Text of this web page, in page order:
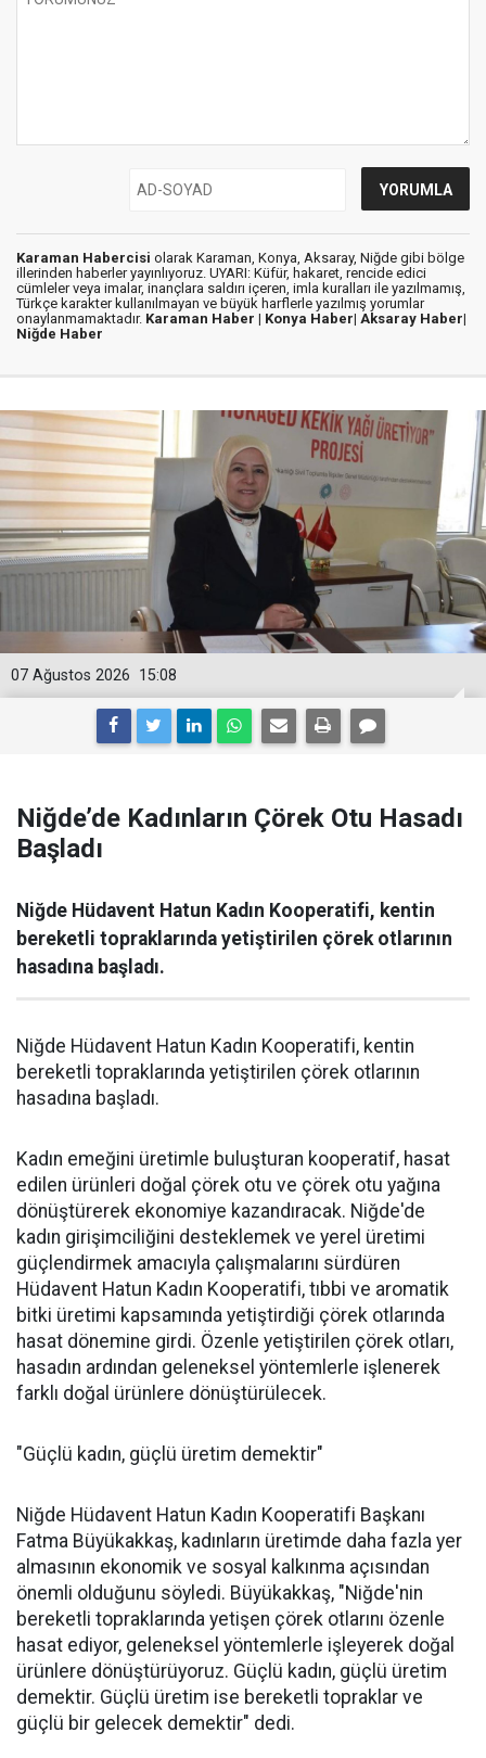
Karaman Habercisi olarak Karaman, Konya, Aksaray, Niğde gibi bölge
illerinden haberler yayınlıyoruz. UYARI: Küfür, hakaret, rencide edici
cümleler veya imalar, inançlara saldırı içeren, imla kuralları ile yazılmamış,
Türkçe karakter kullanılmayan ve büyük harflerle yazılmış yorumlar
onaylanmamaktadır. Karaman Haber | Konya Haber| Aksaray Haber|
Niğde Haber
15:08
07 Ağustos 2026
Niğde’de Kadınların Çörek Otu Hasadı
Başladı
Niğde Hüdavent Hatun Kadın Kooperatifi, kentin
bereketli topraklarında yetiştirilen çörek otlarının
hasadına başladı.
Niğde Hüdavent Hatun Kadın Kooperatifi, kentin
bereketli topraklarında yetiştirilen çörek otlarının
hasadına başladı.
Kadın emeğini üretimle buluşturan kooperatif, hasat
edilen ürünleri doğal çörek otu ve çörek otu yağına
dönüştürerek ekonomiye kazandıracak. Niğde'de
kadın girişimciliğini desteklemek ve yerel üretimi
güçlendirmek amacıyla çalışmalarını sürdüren
Hüdavent Hatun Kadın Kooperatifi, tıbbi ve aromatik
bitki üretimi kapsamında yetiştirdiği çörek otlarında
hasat dönemine girdi. Özenle yetiştirilen çörek otları,
hasadın ardından geleneksel yöntemlerle işlenerek
farklı doğal ürünlere dönüştürülecek.
"Güçlü kadın, güçlü üretim demektir"
Niğde Hüdavent Hatun Kadın Kooperatifi Başkanı
Fatma Büyükakkaş, kadınların üretimde daha fazla yer
almasının ekonomik ve sosyal kalkınma açısından
önemli olduğunu söyledi. Büyükakkaş, "Niğde'nin
bereketli topraklarında yetişen çörek otlarını özenle
hasat ediyor, geleneksel yöntemlerle işleyerek doğal
ürünlere dönüştürüyoruz. Güçlü kadın, güçlü üretim
demektir. Güçlü üretim ise bereketli topraklar ve
güçlü bir gelecek demektir" dedi.